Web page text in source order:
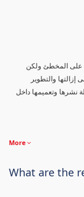
على المخطئ ولكن
والتطوير
نشرها وتعميمها داخل
More
What are the